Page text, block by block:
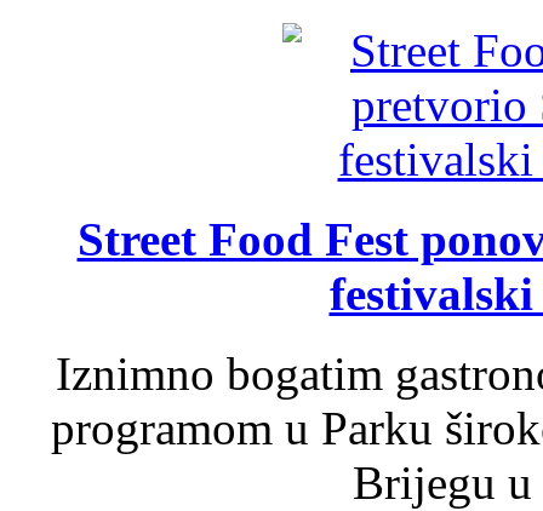
Street Food Fest
Iznimno bogatim
programom u Parku
Brijegu u